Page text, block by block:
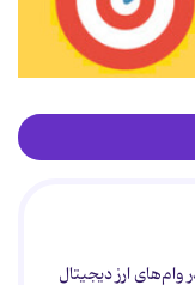
وام‌های ارز دیجیتال